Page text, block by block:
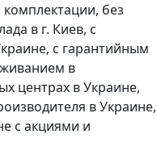
без
в г. Киев, с
с гарантийным
в
центрах в Украине,
в Украине,
с акциями и